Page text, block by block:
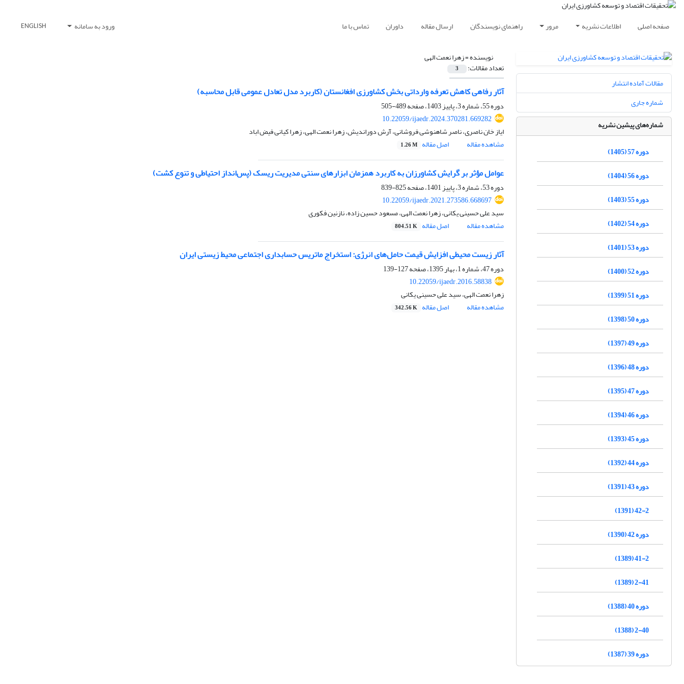
صفحه اصلی اطلاعات نشریه مرور راهنمای نویسندگان ارسال مقاله داوران تماس با ما ورود به سامانه ENGLISH
نویسنده =زهرا نعمت الهی
تعداد مقالات: 3
آثار رفاهی کاهش تعرفه وارداتی بخش کشاورزی افغانستان (کاربرد مدل تعادل عمومی قابل محاسبه)
دوره 55، شماره 3، پاییز 1403، صفحه
489-505
10.22059/ijaedr.2024.370281.669282
ایاز خان ناصری، ناصر شاهنوشی فروشانی، آرش دوراندیش، زهرا نعمت الهی، زهرا کیانی فیض اباد
مشاهده مقاله
اصل مقاله 1.26 M
عوامل مؤثر بر گرایش کشاورزان به کاربرد همزمان ابزارهای سنتی مدیریت ریسک (پس‌انداز احتیاطی و تنوع کشت)
دوره 53، شماره 3، پاییز 1401، صفحه
825-839
10.22059/ijaedr.2021.273586.668697
سید علی حسینی یکانی، زهرا نعمت الهی، مسعود حسین زاده، نازنین فکوری
مشاهده مقاله
اصل مقاله 804.51 K
آثار زیست محیطی افزایش قیمت حامل‌های انرژی: استخراج ماتریس حسابداری اجتماعی ‌محیط زیستی ایران
دوره 47، شماره 1، بهار 1395، صفحه
127-139
10.22059/ijaedr.2016.58838
زهرا نعمت الهی، سید علی حسینی یکانی
مشاهده مقاله
اصل مقاله 342.56 K
مقالات آماده انتشار
شماره جاری
شماره‌های پیشین نشریه
دوره 57 (1405)
دوره 56 (1404)
دوره 55 (1403)
دوره 54 (1402)
دوره 53 (1401)
دوره 52 (1400)
دوره 51 (1399)
دوره 50 (1398)
دوره 49 (1397)
دوره 48 (1396)
دوره 47 (1395)
دوره 46 (1394)
دوره 45 (1393)
دوره 44 (1392)
دوره 43 (1391)
42-2 (1391)
دوره 42 (1390)
41-2 (1389)
2-41 (1389)
دوره 40 (1388)
2-40 (1388)
دوره 39 (1387)